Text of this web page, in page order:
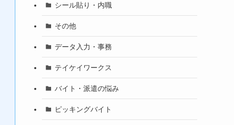
シール貼り・内職
その他
データ入力・事務
テイケイワークス
バイト・派遣の悩み
ピッキングバイト